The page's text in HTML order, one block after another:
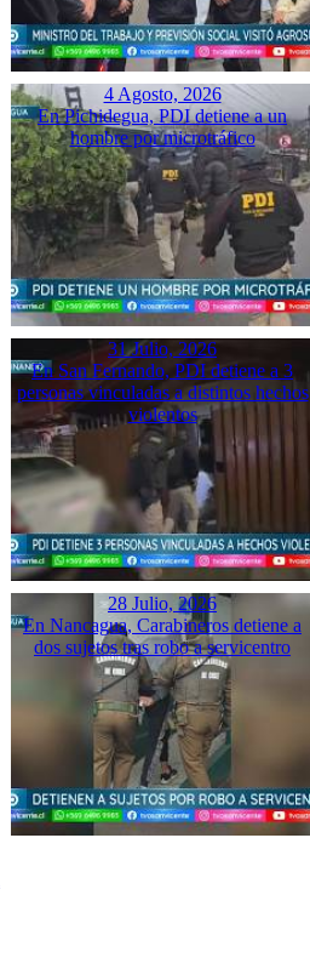
4 Agosto, 2026
En Pichidegua, PDI detiene a un
hombre por microtráfico
31 Julio, 2026
En San Fernando, PDI detiene a 3
personas vinculadas a distintos hechos
violentos
28 Julio, 2026
En Nancagua, Carabineros detiene a
dos sujetos tras robo a servicentro